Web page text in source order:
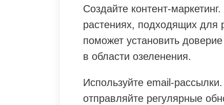
Создайте контент-
растениях, подходящих для
поможет установить
в области озеленения.
Используйте email-
отправляйте регулярные